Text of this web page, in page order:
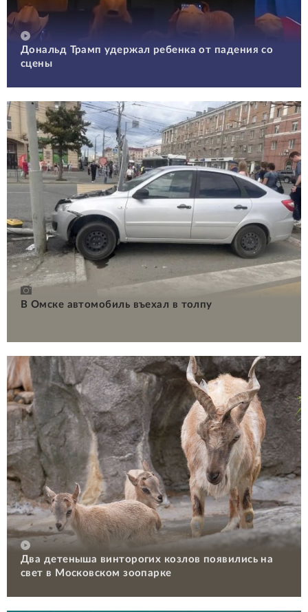
Дональд Трамп удержал ребенка от падения со
сцены
В Омске автомобиль въехал в толпу
Два детеныша винторогих козлов появились на
свет в Московском зоопарке